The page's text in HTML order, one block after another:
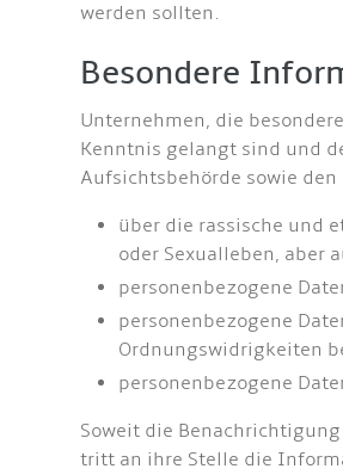
werden sollten.
Besondere
Unternehmen, die
Kenntnis gelangt sind und
Aufsichtsbehörde sowie
über die rassische und
oder Sexualleben, aber
personenbezogene
personenbezogene
Ordnungswidrigkeiten
personenbezogene
Soweit die
tritt an ihre Stelle die